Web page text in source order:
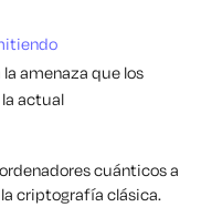
amenaza que los
actual
cuánticos a
criptografía clásica.